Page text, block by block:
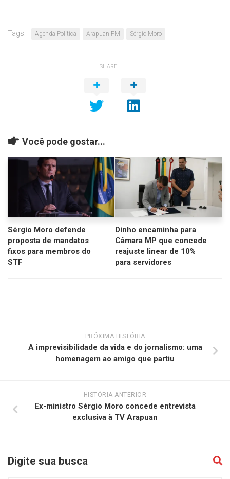
Tags: Agenda Política Arapuan FM Sérgio Moro
SHARE
Você pode gostar...
Sérgio Moro defende
proposta de mandatos
fixos para membros do
STF
Dinho encaminha para
Câmara MP que concede
reajuste linear de 10%
para servidores
PRÓXIMA HISTÓRIA
A imprevisibilidade da vida e do jornalismo: uma
homenagem ao amigo que partiu
HISTÓRIA ANTERIOR
Ex-ministro Sérgio Moro concede entrevista
exclusiva à TV Arapuan
Digite sua busca